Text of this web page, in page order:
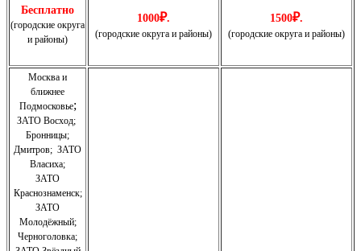
Бесплатно
(городские округа
и районы)
1000₽.
(городские округа и районы)
1500₽.
(городские округа и районы)
Москва и
ближнее
Подмосковье;
ЗАТО Восход;
Бронницы;
Дмитров; ЗАТО
Власиха;
ЗАТО
Краснознаменск;
ЗАТО
Молодёжный;
Черноголовка;